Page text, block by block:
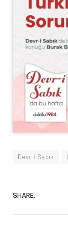
Devr-i Sabık
SHARE.